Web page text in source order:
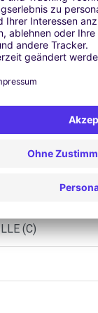
SARL -
(C)
(C)
(C)